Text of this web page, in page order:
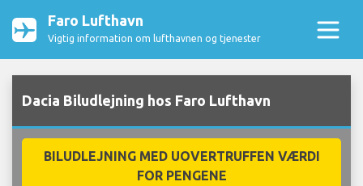
Faro Lufthavn
Vigtig information om lufthavnen og tjenester
Dacia Biludlejning hos Faro Lufthavn
BILUDLEJNING MED UOVERTRUFFEN VÆRDI
FOR PENGENE